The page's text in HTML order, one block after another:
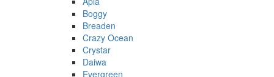
Boggy
Breaden
Crazy Ocean
Crystar
Daiwa
Evergreen